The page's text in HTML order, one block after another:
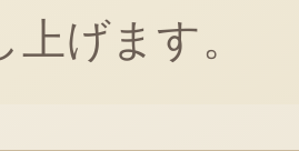
上げます。